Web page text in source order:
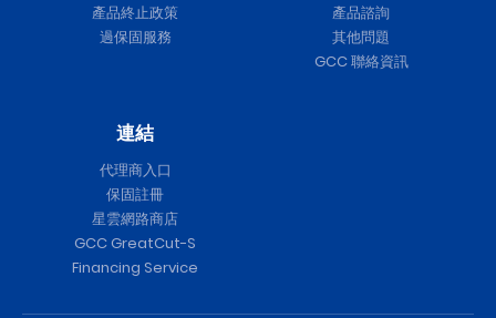
產品終止政策
過保固服務
產品諮詢
其他問題
GCC 聯絡資訊
連結
代理商入口
保固註冊
星雲網路商店
GCC GreatCut-S
Financing Service